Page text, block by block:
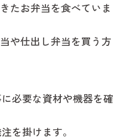
たお弁当を食べていま
や仕出し弁当を買う方
必要な資材や機器を確
を掛けます。